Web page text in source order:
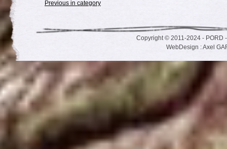
Previous in category
Copyright © 2011-2024 - PORD
WebDesign : Axel